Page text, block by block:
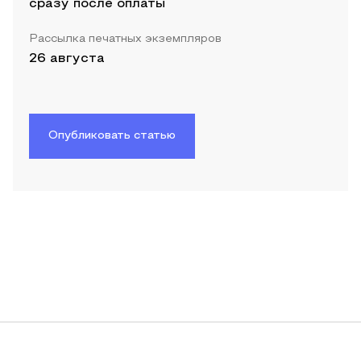
сразу после оплаты
Рассылка печатных экземпляров
26 августа
Опубликовать статью